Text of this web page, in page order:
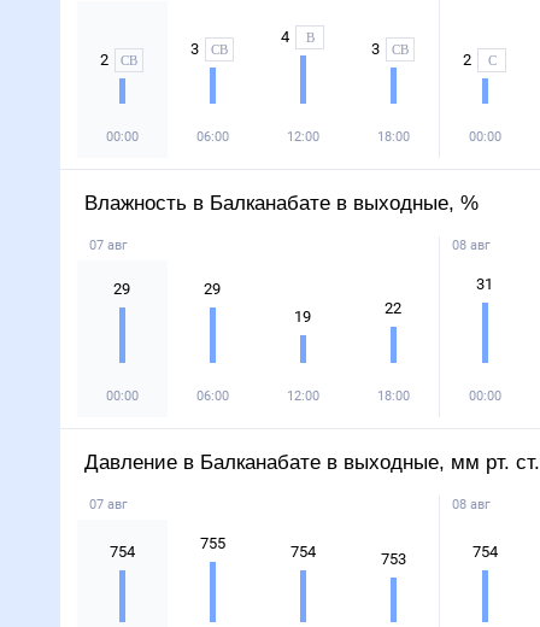
2 СВ
00:00
3 СВ
06:00
4 В
12:00
3 СВ
18:00
2 С
00:00
Влажность в Балканабате в выходные, %
07 авг
29
00:00
29
06:00
19
12:00
22
18:00
08 авг
31
00:00
Давление в Балканабате в выходные, мм рт. ст.
07 авг
754 755 754 753
08 авг
754